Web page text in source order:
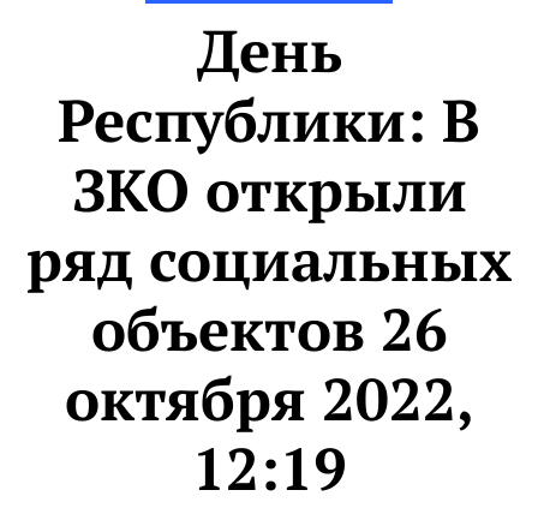
День
Республики: В
ЗКО открыли
ряд социальных
объектов 26
октября 2022,
12:19